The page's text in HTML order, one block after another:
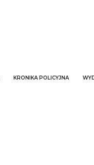
KRONIKA POLICYJNA